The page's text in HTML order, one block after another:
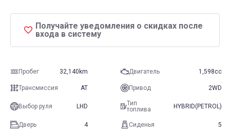
Получайте уведомления о скидках после
входа в систему
Пробег 32,140km Двигатель 1,598cc
Трансмиссия AT Привод 2WD
Выбор руля LHD
Тип
топлива
HYBRID(PETROL)
Дверь 4 Сиденья 5